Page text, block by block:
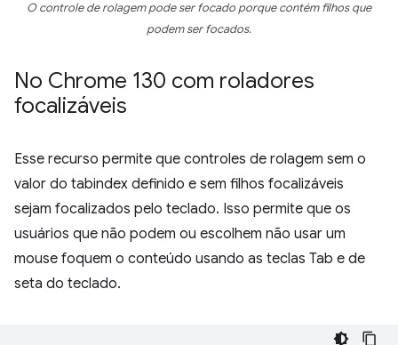
O controle de rolagem pode ser focado porque contém filhos que
podem ser focados.
No Chrome 130 com roladores
focalizáveis
Esse recurso permite que controles de rolagem sem o
valor do tabindex definido e sem filhos focalizáveis
sejam focalizados pelo teclado. Isso permite que os
usuários que não podem ou escolhem não usar um
mouse foquem o conteúdo usando as teclas Tab e de
seta do teclado.